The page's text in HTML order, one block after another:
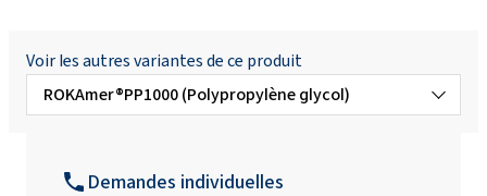
Voir les autres variantes de ce produit
ROKAmer®PP1000 (Polypropylène glycol)
Demandes individuelles